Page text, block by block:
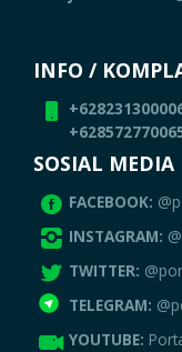
INFO /
SOSIAL MEDIA
FACEBOOK:
INSTAGRAM:
TWITTER:
TELEGRAM:
YOUTUBE: